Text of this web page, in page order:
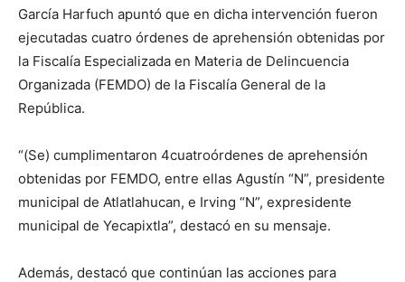
García Harfuch apuntó que en dicha intervención fueron
ejecutadas cuatro órdenes de aprehensión obtenidas por
la Fiscalía Especializada en Materia de Delincuencia
Organizada (FEMDO) de la Fiscalía General de la
República.
“(Se) cumplimentaron 4cuatroórdenes de aprehensión
obtenidas por FEMDO, entre ellas Agustín “N”, presidente
municipal de Atlatlahucan, e Irving “N”, expresidente
municipal de Yecapixtla”, destacó en su mensaje.
Además, destacó que continúan las acciones para